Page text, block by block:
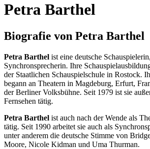
Petra Barthel
Biografie von Petra Barthel
Petra Barthel ist eine deutsche
Synchronsprecherin. Ihre
der Staatlichen Schauspielschule in Rostock.
begann an Theatern in Magdeburg, Erfurt,
der Berliner Volksbühne. Seit 1979 ist sie
Fernsehen tätig.
Petra Barthel ist auch nach der Wende als
tätig. Seit 1990 arbeitet sie auch als
unter anderem die deutsche Stimme von
Moore, Nicole Kidman und Uma Thurman.